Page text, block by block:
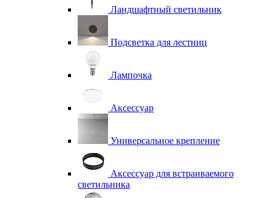
Ландшафтный светильник
Подсветка для лестниц
Лампочка
Аксессуар
Универсальное крепление
Аксессуар для встраиваемого
светильника